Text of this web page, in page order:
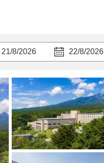
21/8/2026 22/8/2026